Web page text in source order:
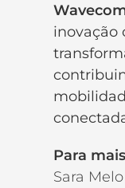
inovação
Para
Sara